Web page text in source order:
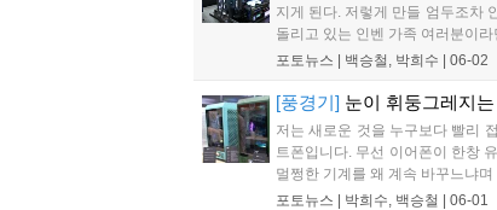
지게 된다. 저렇게 만들 엄두조차
돌리고 있는 인벤 가족 여러분이
포토뉴스 | 백승철, 박희수 06-02
[풍경기] 눈이 휘둥그레지
저는 새로운 것을 누구보다 빨리
트폰입니다. 무선 이어폰이 한창
멀쩡한 기계를 왜 계속 바꾸느냐
포토뉴스 | 박희수, 백승철 06-01